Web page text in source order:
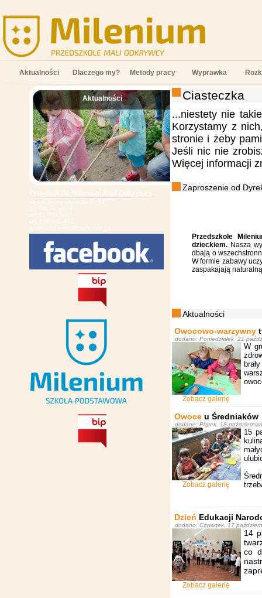
Aktualności Dlaczego my? Metody pracy Wyprawka
Aktualności
Przedszkole Milenium Mali Odkrywcy
ul. Leopolda Okulickiego 3a
62-200 Gniezno
tel: 61 4245007
tel: 690-942-977
przedszkole@milenium.edu.pl
Ciasteczka
...niestety nie
Korzystamy z
stronie i żeby
Jeśli nic nie
Więcej informacji
Zaproszenie od
Przedszkole
dzieckiem. Nasza
dbają o
W formie zabawy
zaspakajają
Aktualności
Owocowo-warzywny
dodano: Poniedziałek, 21
Zobacz galerię
W
Owoce u Średniaków
dodano: Piątek, 18
Zobacz galerię
15
Dzień Edukacji
dodano: Czwartek, 17
Zobacz galerię
14
co